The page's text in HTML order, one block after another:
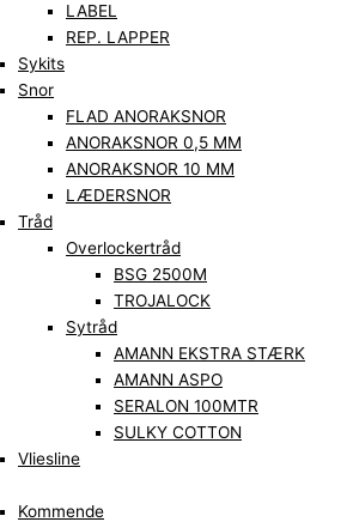
LABEL
REP. LAPPER
Sykits
Snor
FLAD ANORAKSNOR
ANORAKSNOR 0,5 MM
ANORAKSNOR 10 MM
LÆDERSNOR
Tråd
Overlockertråd
BSG 2500M
TROJALOCK
Sytråd
AMANN EKSTRA STÆRK
AMANN ASPO
SERALON 100MTR
SULKY COTTON
Vliesline
Kommende